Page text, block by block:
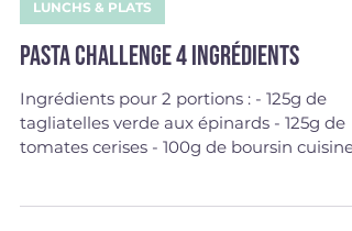
8 sept. 2022
LUNCHS & PLATS
Pasta challenge 4 ingrédients